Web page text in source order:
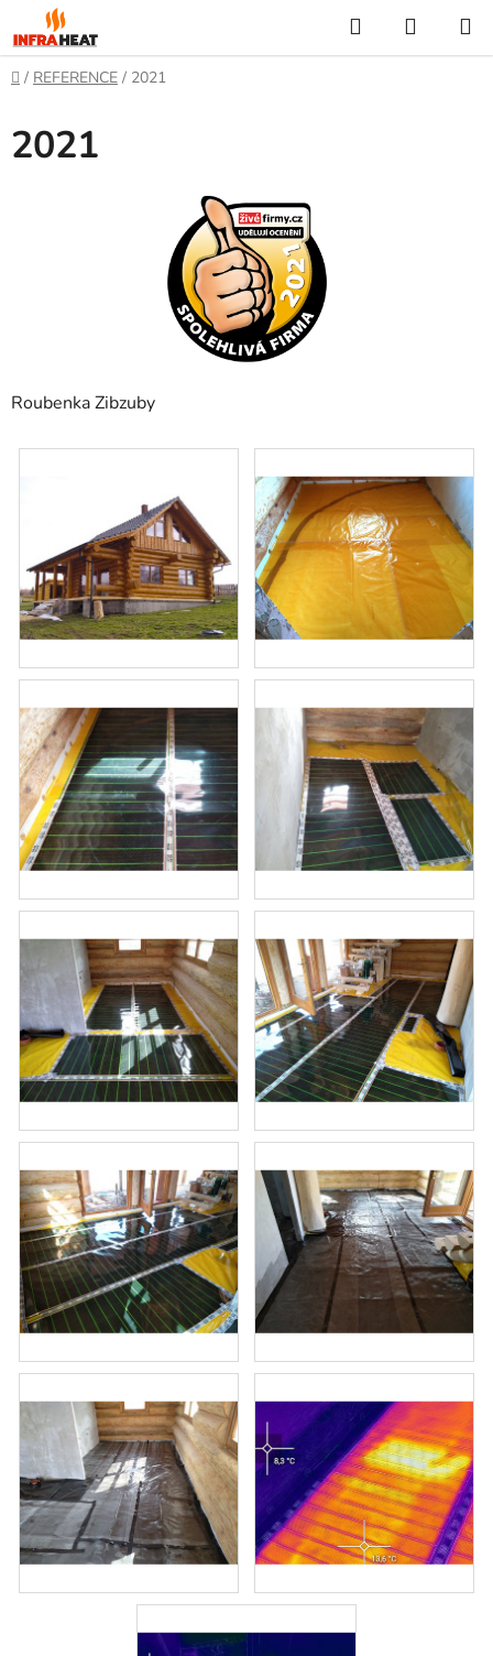
na
obsah
Hledat
KOŠÍK
Domů
/ REFERENCE / 2021
2021
Roubenka Zibzuby